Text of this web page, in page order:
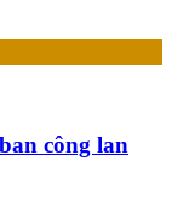
công lan